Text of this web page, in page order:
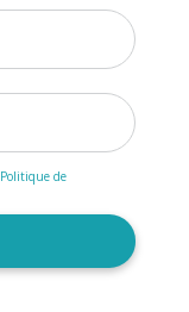
Politique de